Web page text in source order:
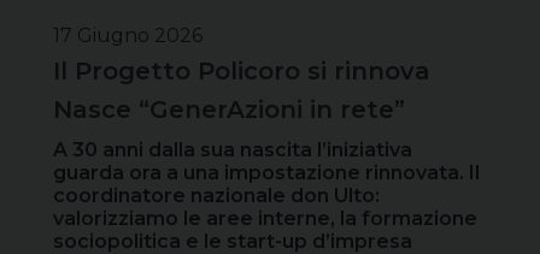
17 Giugno 2026
Il Progetto Policoro si rinnova
Nasce “GenerAzioni in rete”
A 30 anni dalla sua nascita l’iniziativa
guarda ora a una impostazione rinnovata. Il
coordinatore nazionale don Ulto:
valorizziamo le aree interne, la formazione
sociopolitica e le start-up d’impresa